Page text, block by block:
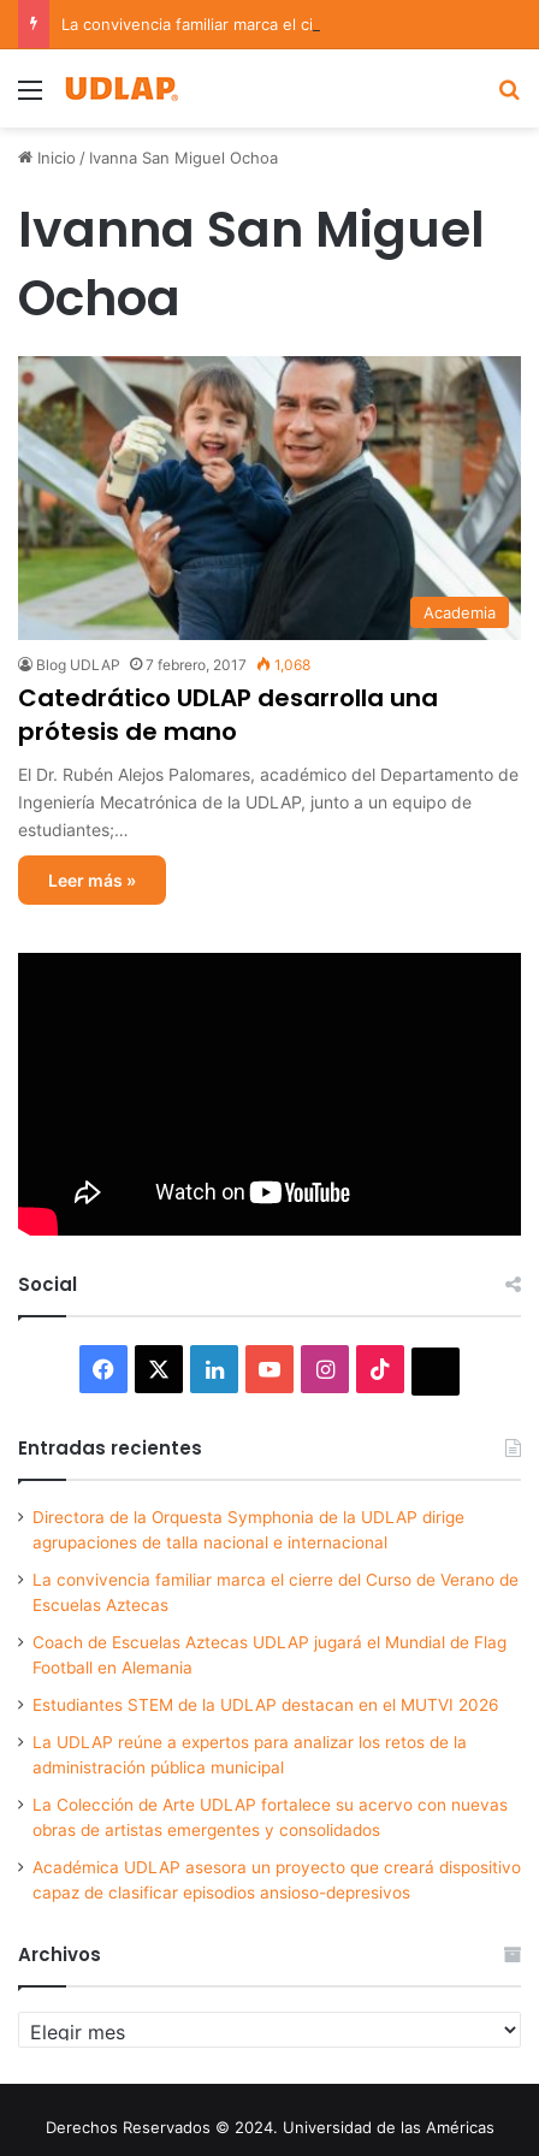
Menu
Inicio / Ivanna San Miguel Ochoa
Ivanna San Miguel
Ochoa
Academia
Blog UDLAP 7 febrero, 2017 1,068
Catedrático UDLAP desarrolla una
prótesis de mano
El Dr. Rubén Alejos Palomares, académico del Departamento de
Ingeniería Mecatrónica de la UDLAP, junto a un equipo de
estudiantes;…
Leer más »
Social
Facebook LinkedInYouTubeInstagram
Entradas recientes
Directora de la Orquesta Symphonia de la UDLAP dirige
agrupaciones de talla nacional e internacional
La convivencia familiar marca el cierre del Curso de Verano de
Escuelas Aztecas
Coach de Escuelas Aztecas UDLAP jugará el Mundial de Flag
Football en Alemania
Estudiantes STEM de la UDLAP destacan en el MUTVI 2026
La UDLAP reúne a expertos para analizar los retos de la
administración pública municipal
La Colección de Arte UDLAP fortalece su acervo con nuevas
obras de artistas emergentes y consolidados
Académica UDLAP asesora un proyecto que creará dispositivo
capaz de clasificar episodios ansioso-depresivos
Archivos
Archivos
Derechos Reservados © 2024. Universidad de las Américas